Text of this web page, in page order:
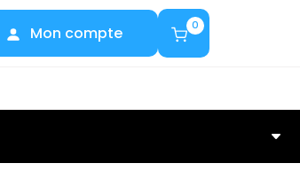
Mon compte 0